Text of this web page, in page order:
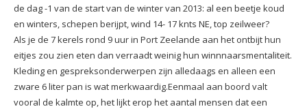
de dag -1 van de start van de winter van 2013: al een beetje koud
en winters, schepen berijpt, wind 14- 17 knts NE, top zeilweer?
Als je de 7 kerels rond 9 uur in Port Zeelande aan het ontbijt hun
eitjes zou zien eten dan verraadt weinig hun winnnaarsmentaliteit.
Kleding en gespreksonderwerpen zijn alledaags en alleen een
zware 6 liter pan is wat merkwaardig.Eenmaal aan boord valt
vooral de kalmte op, het lijkt erop het aantal mensen dat een